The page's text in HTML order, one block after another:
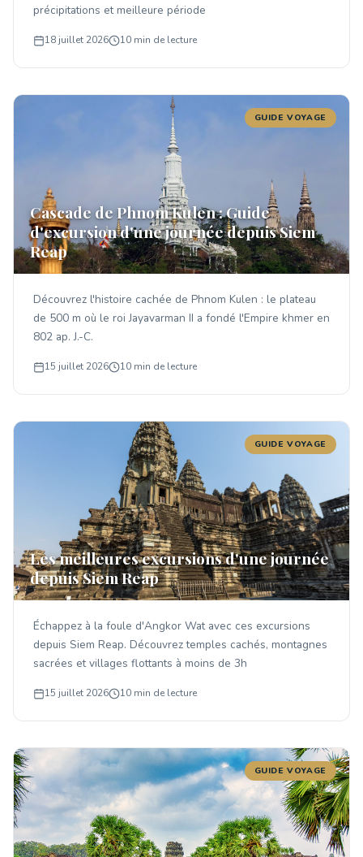
précipitations et meilleure période
18 juillet 2026 10 min de lecture
GUIDE VOYAGE
Cascade de Phnom Kulen : Guide
d'excursion d'une journée depuis Siem
Reap
Découvrez l'histoire cachée de Phnom Kulen : le plateau
de 500 m où le roi Jayavarman II a fondé l'Empire khmer en
802 ap. J.-C.
15 juillet 2026 10 min de lecture
GUIDE VOYAGE
Les meilleures excursions d'une journée
depuis Siem Reap
Échappez à la foule d'Angkor Wat avec ces excursions
depuis Siem Reap. Découvrez temples cachés, montagnes
sacrées et villages flottants à moins de 3h
15 juillet 2026 10 min de lecture
GUIDE VOYAGE